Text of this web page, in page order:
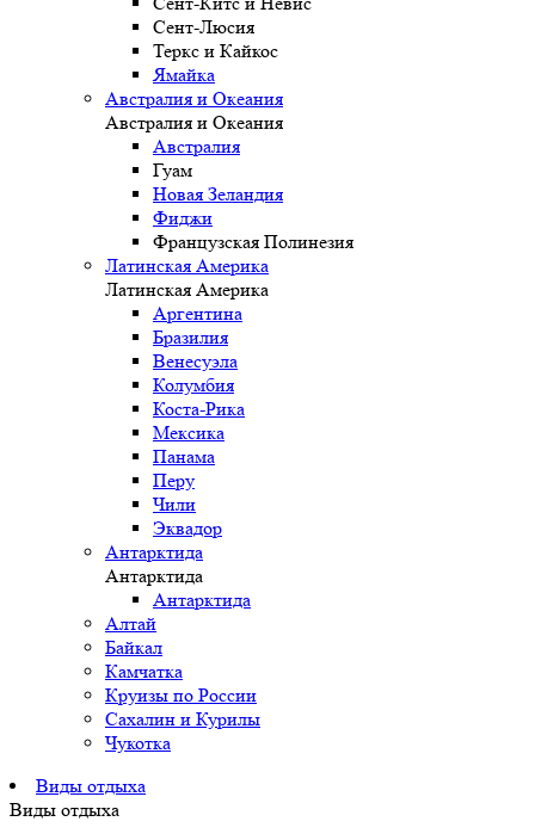
Сент-Люсия
Теркс и Кайкос
Ямайка
Австралия и Океания
Австралия и Океания
Австралия
Гуам
Новая Зеландия
Фиджи
Французская Полинезия
Латинская Америка
Латинская Америка
Аргентина
Бразилия
Венесуэла
Колумбия
Коста-Рика
Мексика
Панама
Перу
Чили
Эквадор
Антарктида
Антарктида
Антарктида
Алтай
Байкал
Камчатка
Круизы по России
Сахалин и Курилы
Чукотка
Виды отдыха
Виды отдыха